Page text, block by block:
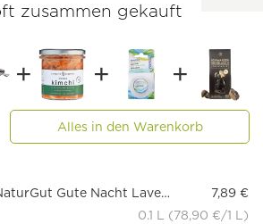
zusammen gekauft
Alles in den Warenkorb
Dieser Artikel: NaturGut Gute Nacht Lavendel, Spray, 100ml
7,89 €
0.1 L (78,90 €/1 L)